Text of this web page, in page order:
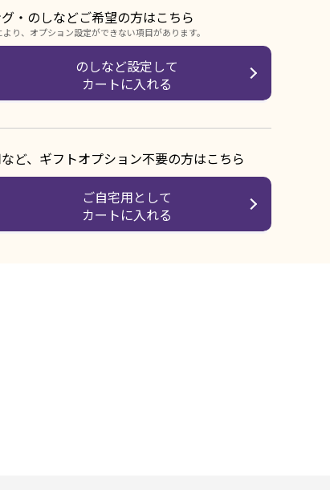
・のしなどご希望の方はこちら
り、オプション設定ができない項目があります。
のしなど設定して
カートに入れる
ど、ギフトオプション不要の方はこちら
ご自宅用として
カートに入れる